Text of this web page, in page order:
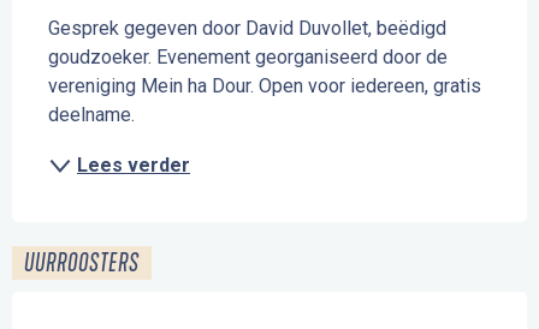
Gesprek gegeven door David Duvollet, beëdigd
goudzoeker. Evenement georganiseerd door de
vereniging Mein ha Dour. Open voor iedereen, gratis
deelname.
Lees verder
UURROOSTERS